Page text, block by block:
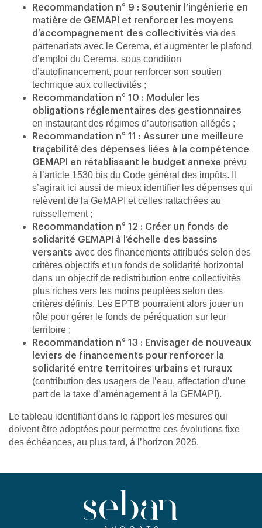
Recommandation n° 9 : Soutenir l’ingénierie en
matière de GEMAPI et renforcer les moyens
d’accompagnement des collectivités via des
partenariats avec le Cerema, et augmenter le plafond
d’emploi du Cerema, sous condition
d’autofinancement, pour renforcer son soutien
technique aux collectivités ;
Recommandation n° 10 : Moduler les
obligations réglementaires des gestionnaires
en instaurant des régimes d’autorisation allégés ;
Recommandation n° 11 : Assurer une meilleure
traçabilité des dépenses liées à la compétence
GEMAPI
en rétablissant le budget annexe prévu
à l’article 1530 bis du Code général des impôts. Il
s’agirait ici aussi de mieux identifier les dépenses qui
relèvent de la GeMAPI et celles rattachées au
ruissellement ;
Recommandation n° 12 : Créer un fonds de
solidarité GEMAPI à l’échelle des bassins
versants avec des financements attribués selon des
critères objectifs et un fonds de solidarité horizontal
dans un objectif de redistribution entre collectivités
plus riches vers les moins peuplées selon des
critères définis. Les EPTB pourraient alors jouer un
rôle pour gérer le fonds de péréquation sur leur
territoire ;
Recommandation n° 13 : Envisager de nouveaux
leviers de financements pour renforcer la
solidarité entre territoires urbains et ruraux
(contribution des usagers de l’eau, affectation d’une
part de la taxe d’aménagement à la GEMAPI).
Le tableau identifiant dans le rapport les mesures qui
doivent être adoptées pour permettre ces évolutions fixe
des échéances, au plus tard, à l’horizon 2026.